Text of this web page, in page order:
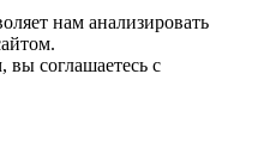
нам анализировать
вы соглашаетесь с